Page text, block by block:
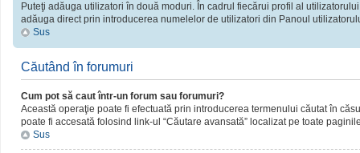
Puteţi adăuga utilizatori în două moduri. În cadrul fiecărui profil al
adăuga direct prin introducerea numelelor de utilizatori din Panoul
Sus
Căutând în forumuri
Cum pot să caut într-un forum sau forumuri?
Această operaţie poate fi efectuată prin introducerea termenului căutat în
poate fi accesată folosind link-ul “Căutare avansată” localizat pe toate
Sus